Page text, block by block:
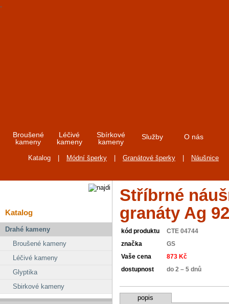
Broušené
kameny
Léčivé
kameny
Sbírkové
kameny
Služby O nás
Katalog Módní šperky Granátové šperky Náušnice
Katalog
Drahé kameny
Broušené kameny
Léčivé kameny
Glyptika
Sbirkové kameny
Stříbrné
granáty Ag
kód produktu CTE 04744
značka GS
Vaše cena 873 Kč
dostupnost do 2 – 5 dnů
popis